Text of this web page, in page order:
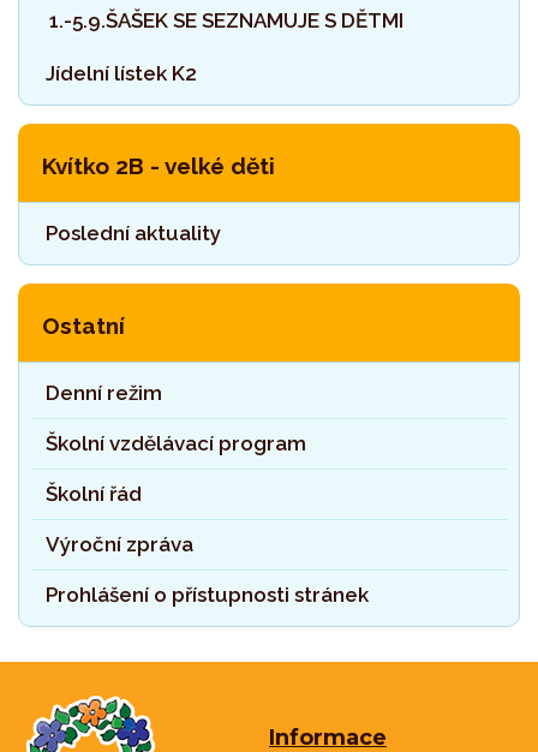
1.-5.9.ŠAŠEK SE SEZNAMUJE S DĚTMI
Jídelní lístek K2
Kvítko 2B - velké děti
Poslední aktuality
Ostatní
Denní režim
Školní vzdělávací program
Školní řád
Výroční zpráva
Prohlášení o přístupnosti stránek
Informace